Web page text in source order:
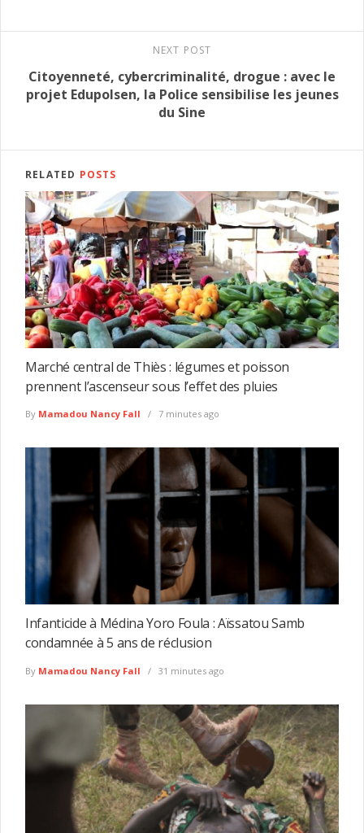
NEXT POST
Citoyenneté, cybercriminalité, drogue : avec le
projet Edupolsen, la Police sensibilise les jeunes
du Sine
RELATED POSTS
Marché central de Thiès : légumes et poisson
prennent l’ascenseur sous l’effet des pluies
By Mamadou Nancy Fall 7 minutes ago
Infanticide à Médina Yoro Foula : Aïssatou Samb
condamnée à 5 ans de réclusion
By Mamadou Nancy Fall 31 minutes ago